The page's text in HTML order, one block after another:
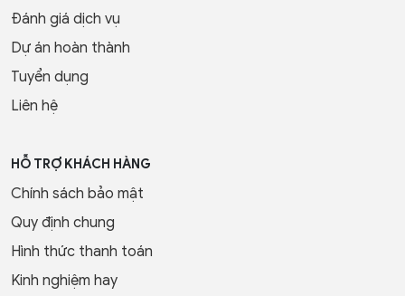
Đánh giá dịch vụ
Dự án hoàn thành
Tuyển dụng
Liên hệ
HỖ TRỢ KHÁCH HÀNG
Chính sách bảo mật
Quy định chung
Hình thức thanh toán
Kinh nghiệm hay